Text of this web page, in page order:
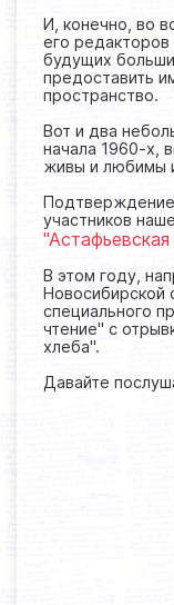
И, конечно, во
его редакторов
будущих
предоставить
пространство.
Вот и два
начала 1960-х,
живы и любимы
участников
В этом году,
Новосибирской
специального
чтение" с
хлеба".
Давайте